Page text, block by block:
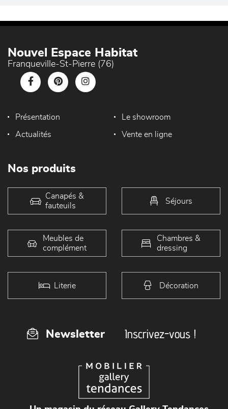
Nouvel Espace Habitat
Franqueville-St-Pierre (76)
Présentation Le showroom
Actualités Vente en ligne
Nos produits
Canapés &
fauteuils
Séjours
Meubles de
complément
Chambres &
dressing
Literie Décoration
Newsletter Inscrivez-vous !